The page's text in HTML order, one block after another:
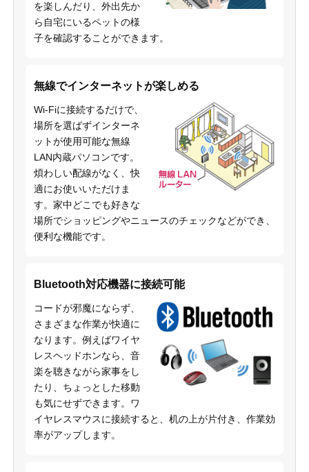
を楽しんだり、外出先か
ら自宅にいるペットの様
子を確認することができます。
無線でインターネットが楽しめる
Wi-Fiに接続するだけで、
場所を選ばずインターネ
ットが使用可能な無線
LAN内蔵パソコンです。
煩わしい配線がなく、快
適にお使いいただけま
す。家中どこでも好きな
場所でショッピングやニュースのチェックなどができ、
便利な機能です。
Bluetooth対応機器に接続可能
コードが邪魔にならず、
さまざまな作業が快適に
なります。例えばワイヤ
レスヘッドホンなら、音
楽を聴きながら家事をし
たり、ちょっとした移動
も気にせずできます。ワ
イヤレスマウスに接続すると、机の上が片付き、作業効
率がアップします。